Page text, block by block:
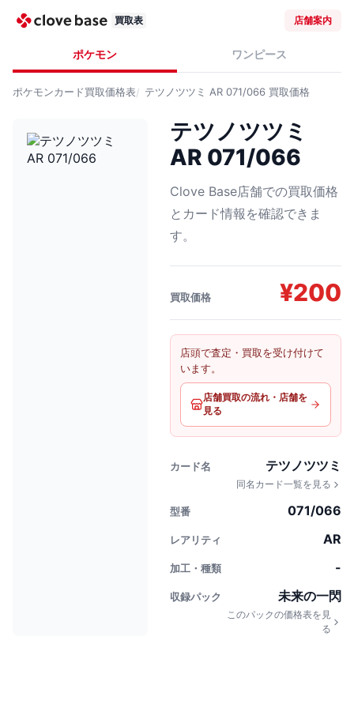
買取表 店舗案内
ポケモン ワンピース
ポケモンカード買取価格表 テツノツツミ AR 071/066 買取価格
テツノツツミ
AR 071/066
Clove Base店舗での買取価格
とカード情報を確認できま
す。
買取価格 ¥200
店頭で査定・買取を受け付けて
います。
店舗買取の流れ・店舗を
見る
カード名 テツノツツミ
同名カード一覧を見る
型番 071/066
レアリティ AR
加工・種類 -
収録パック 未来の一閃
このパックの価格表を見
る